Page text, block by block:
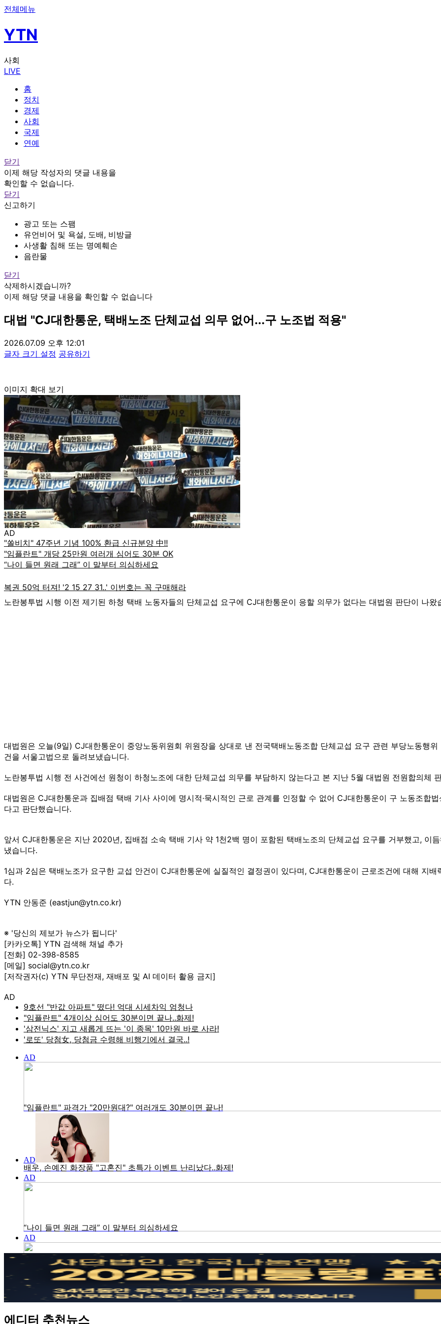
전체메뉴
YTN
사회
LIVE
홈
정치
경제
사회
국제
연예
닫기
이제 해당 작성자의 댓글 내용을
확인할 수 없습니다.
닫기
신고하기
광고 또는 스팸
유언비어 및 욕설, 도배, 비방글
사생활 침해 또는 명예훼손
음란물
닫기
삭제하시겠습니까?
이제 해당 댓글 내용을 확인할 수 없습니다
대법 "CJ대한통운, 택배노조 단체교섭 의무 없어...구 노조법 적용"
2026.07.09 오후 12:01
글자 크기 설정 공유하기
이미지 확대 보기
AD
노란봉투법 시행 이전 제기된 하청 택배 노동자들의 단체교섭 요구에 CJ대한통운이 응할 의무가 없다는 대법원 판단이 나왔
대법원은 오늘(9일) CJ대한통운이 중앙노동위원회 위원장을 상대로 낸 전국택배노동조합 단체교섭 요구 관련 부당노동행
건을 서울고법으로 돌려보냈습니다.
노란봉투법 시행 전 사건에선 원청이 하청노조에 대한 단체교섭 의무를 부담하지 않는다고 본 지난 5월 대법원 전원합의체
대법원은 CJ대한통운과 집배점 택배 기사 사이에 명시적·묵시적인 근로 관계를 인정할 수 없어 CJ대한통운이 구 노동조합
다고 판단했습니다.
앞서 CJ대한통운은 지난 2020년, 집배점 소속 택배 기사 약 1천2백 명이 포함된 택배노조의 단체교섭 요구를 거부했고, 이
냈습니다.
1심과 2심은 택배노조가 요구한 교섭 안건이 CJ대한통운에 실질적인 결정권이 있다며, CJ대한통운이 근로조건에 대해 지
다.
YTN 안동준 (eastjun@ytn.co.kr)
※ '당신의 제보가 뉴스가 됩니다'
[카카오톡] YTN 검색해 채널 추가
[전화] 02-398-8585
[메일] social@ytn.co.kr
[저작권자(c) YTN 무단전재, 재배포 및 AI 데이터 활용 금지]
AD
에디터 추천뉴스